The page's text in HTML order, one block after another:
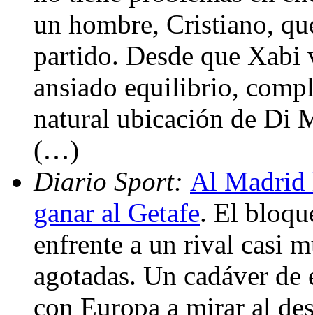
un hombre, Cristiano,
partido. Desde que
ansiado equilibrio,
natural ubicación de Di
(…)
Diario Sport: Al Madrid
ganar al Getafe. El
enfrente a un rival casi
agotadas. Un cadáver
con Europa a mirar al